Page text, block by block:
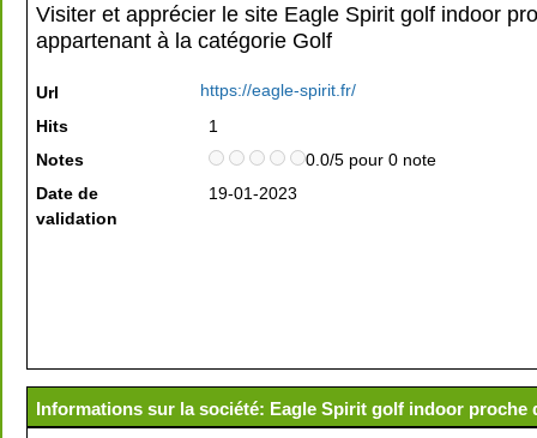
Visiter et apprécier le site Eagle Spirit golf indoor
appartenant à la catégorie Golf
Url
https://eagle-spirit.fr/
Hits
1
Notes
0.0/5 pour 0 note
Date de
validation
19-01-2023
Informations sur la société: Eagle Spirit golf indoor proche